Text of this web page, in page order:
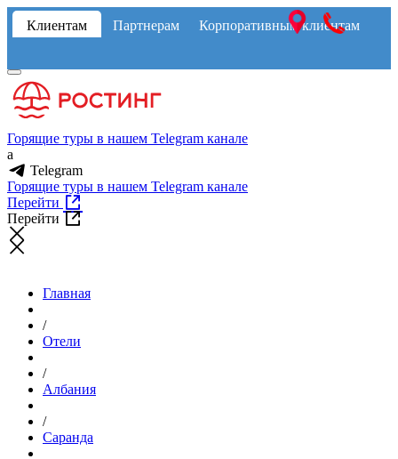
Клиентам Партнерам Корпоративным клиентам
Горящие туры в нашем Telegram канале
a
Telegram
Горящие туры в нашем Telegram канале
Перейти
Перейти
Главная
/
Отели
/
Албания
/
Саранда